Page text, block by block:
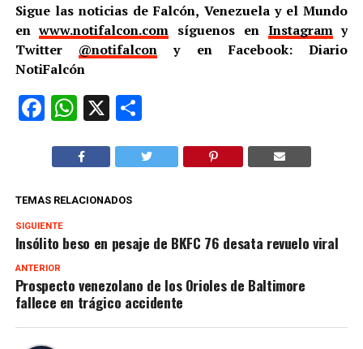
Sigue las noticias de Falcón, Venezuela y el Mundo
enwww.notifalcon.com síguenos en Instagramy
Twitter @notifalcon y en Facebook: Diario
NotiFalcón
Facebook
WhatsApp
X Compartir
TEMAS RELACIONADOS
SIGUIENTE
Insólito beso en pesaje de BKFC 76 desata revuelo viral
ANTERIOR
Prospecto venezolano de los Orioles de Baltimore
fallece en trágico accidente